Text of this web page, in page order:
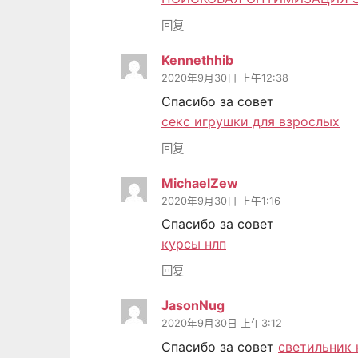
回复
Kennethhib
2020年9月30日 上午12:38
Спасибо за совет
секс игрушки для взрослых
回复
MichaelZew
2020年9月30日 上午1:16
Спасибо за совет
курсы нлп
回复
JasonNug
2020年9月30日 上午3:12
Спасибо за совет светильник